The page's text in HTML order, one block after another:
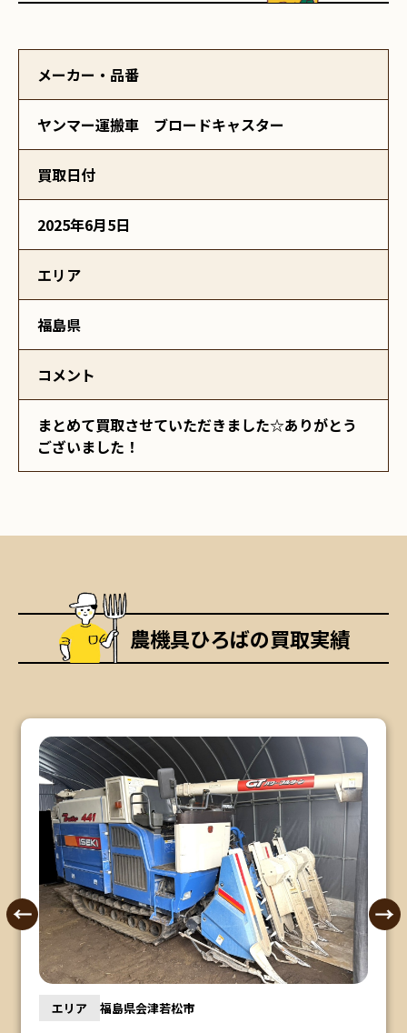
メーカー・品番
ヤンマー運搬車 ブロードキャスター
買取日付
2025年6月5日
エリア
福島県
コメント
まとめて買取させていただきました☆ありがとう
ございました！
農機具ひろばの買取実績
エリア 福島県会津若松市